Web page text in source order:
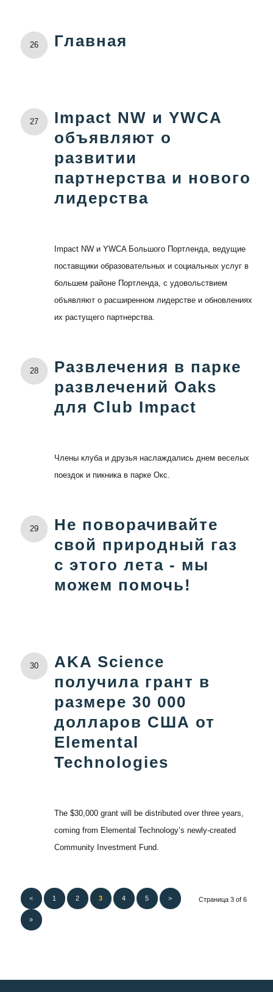
26 Главная
27
Impact NW и YWCA
объявляют о
развитии
партнерства и нового
лидерства
Impact NW и YWCA Большого Портленда, ведущие
поставщики образовательных и социальных услуг в
большем районе Портленда, с удовольствием
объявляют о расширенном лидерстве и обновлениях
их растущего партнерства.
28
Развлечения в парке
развлечений Oaks
для Club Impact
Члены клуба и друзья наслаждались днем ​​веселых
поездок и пикника в парке Окс.
29
Не поворачивайте
свой природный газ
с этого лета - мы
можем помочь!
30
AKA Science
получила грант в
размере 30 000
долларов США от
Elemental
Technologies
The $30,000 grant will be distributed over three years,
coming from Elemental Technology’s newly-created
Community Investment Fund.
Страница 3 of 6
< 1 2 3 4 5 >
»